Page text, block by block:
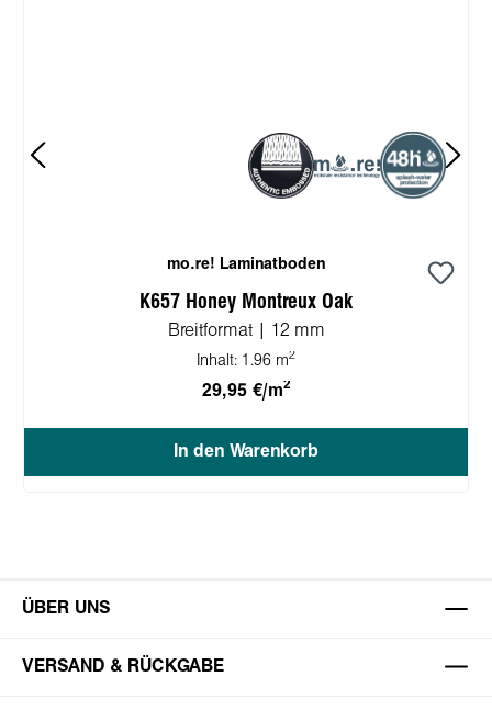
mo.re! Laminatboden
K657 Honey Montreux Oak
Breitformat | 12 mm
Inhalt: 1.96 m2
29,95 €/m2
In den Warenkorb
ÜBER UNS
VERSAND & RÜCKGABE